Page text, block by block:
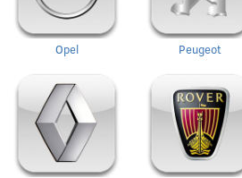
Opel Peugeot